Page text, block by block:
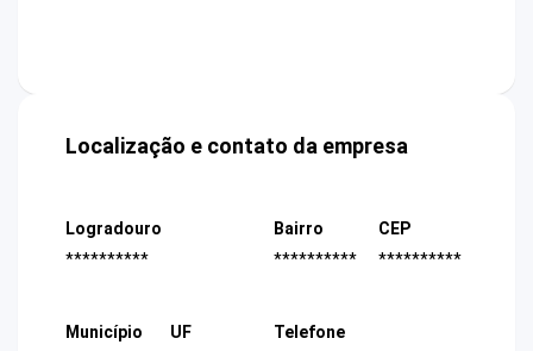
Localização e contato da empresa
Logradouro
**********
Bairro
**********
CEP
**********
Município
UF
Telefone